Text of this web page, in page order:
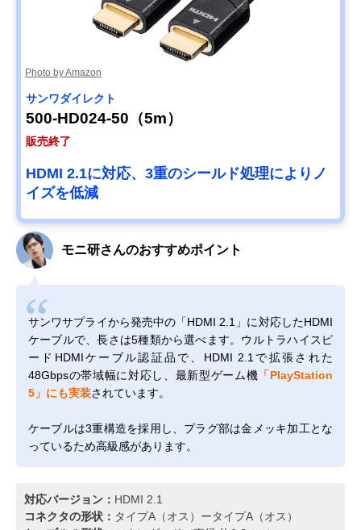
Photo by Amazon
サンワダイレクト
500-HD024-50（5m）
販売終了
HDMI 2.1に対応、3重のシールド処理によりノ
イズを低減
モニ研さんのおすすめポイント
サンワサプライから発売中の「HDMI 2.1」に対応したHDMI
ケーブルで、長さは5種類から選べます。ウルトラハイスピ
ードHDMIケーブル認証品で、HDMI 2.1で拡張された
48Gbpsの帯域幅に対応し、最新型ゲーム機 「PlayStation
5」にも実装されています。
ケーブルは3重構造を採用し、プラグ部は金メッキ加工とな
っているため高級感があります。
対応バージョン： HDMI 2.1
コネクタの形状： タイプA（オス）ータイプA（オス）